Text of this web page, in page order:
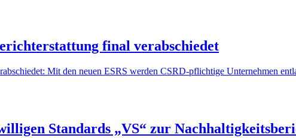
final verabschiedet
Mit den neuen ESRS werden CSRD-pflichtige Unternehmen
Standards „VS“ zur